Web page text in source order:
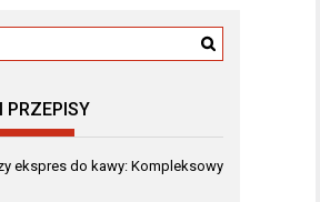
PRZEPISY
ekspres do kawy: Kompleksowy